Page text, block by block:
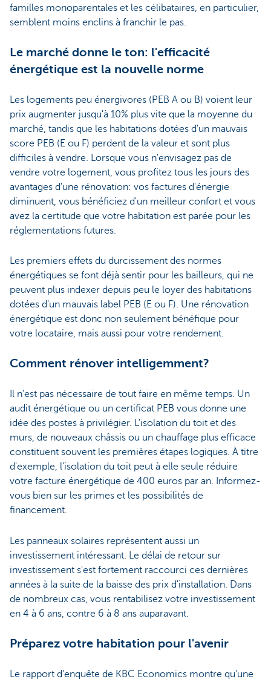
familles monoparentales et les célibataires, en particulier,
semblent moins enclins à franchir le pas.
Le marché donne le ton: l'efficacité
énergétique est la nouvelle norme
Les logements peu énergivores (PEB A ou B) voient leur
prix augmenter jusqu'à 10% plus vite que la moyenne du
marché, tandis que les habitations dotées d'un mauvais
score PEB (E ou F) perdent de la valeur et sont plus
difficiles à vendre. Lorsque vous n'envisagez pas de
vendre votre logement, vous profitez tous les jours des
avantages d'une rénovation: vos factures d'énergie
diminuent, vous bénéficiez d'un meilleur confort et vous
avez la certitude que votre habitation est parée pour les
réglementations futures.
Les premiers effets du durcissement des normes
énergétiques se font déjà sentir pour les bailleurs, qui ne
peuvent plus indexer depuis peu le loyer des habitations
dotées d'un mauvais label PEB (E ou F). Une rénovation
énergétique est donc non seulement bénéfique pour
votre locataire, mais aussi pour votre rendement.
Comment rénover intelligemment?
Il n'est pas nécessaire de tout faire en même temps. Un
audit énergétique ou un certificat PEB vous donne une
idée des postes à privilégier. L'isolation du toit et des
murs, de nouveaux châssis ou un chauffage plus efficace
constituent souvent les premières étapes logiques. À titre
d'exemple, l'isolation du toit peut à elle seule réduire
votre facture énergétique de 400 euros par an. Informez-
vous bien sur les primes et les possibilités de
financement.
Les panneaux solaires représentent aussi un
investissement intéressant. Le délai de retour sur
investissement s'est fortement raccourci ces dernières
années à la suite de la baisse des prix d'installation. Dans
de nombreux cas, vous rentabilisez votre investissement
en 4 à 6 ans, contre 6 à 8 ans auparavant.
Préparez votre habitation pour l'avenir
Le rapport d'enquête de KBC Economics montre qu'une